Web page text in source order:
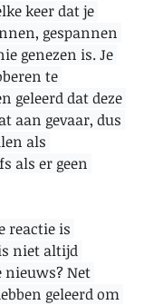
keer dat je
gespannen
genezen is. Je
te
geleerd dat deze
aan gevaar, dus
als
als er geen
reactie is
niet altijd
nieuws? Net
geleerd om